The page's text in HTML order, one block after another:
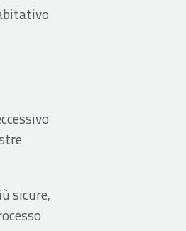
sicure,